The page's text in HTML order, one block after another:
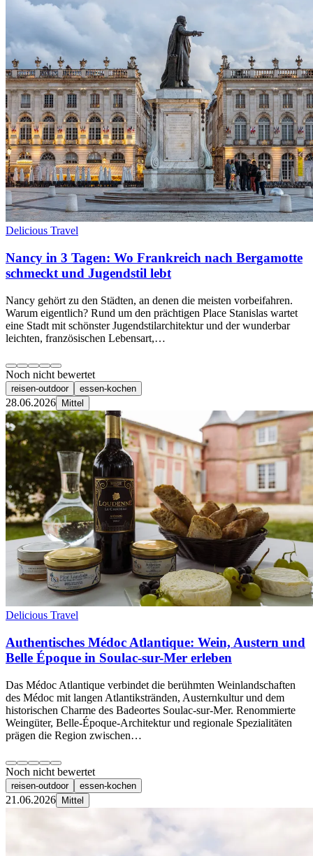
Delicious Travel
Nancy in 3 Tagen: Wo Frankreich nach Bergamotte
schmeckt und Jugendstil lebt
Nancy gehört zu den Städten, an denen die meisten vorbeifahren.
Warum eigentlich? Rund um den prächtigen Place Stanislas wartet
eine Stadt mit schönster Jugendstilarchitektur und der wunderbar
leichten, französischen Lebensart,…
Noch nicht bewertet
reisen-outdoor essen-kochen
28.06.2026 Mittel
Delicious Travel
Authentisches Médoc Atlantique: Wein, Austern und
Belle Époque in Soulac-sur-Mer erleben
Das Médoc Atlantique verbindet die berühmten Weinlandschaften
des Médoc mit langen Atlantikstränden, Austernkultur und dem
historischen Charme des Badeortes Soulac-sur-Mer. Renommierte
Weingüter, Belle-Époque-Architektur und regionale Spezialitäten
prägen die Region zwischen…
Noch nicht bewertet
reisen-outdoor essen-kochen
21.06.2026 Mittel